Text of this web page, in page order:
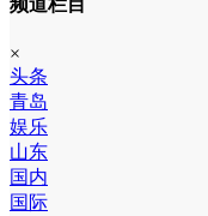
频道栏目
×
头条
青岛
娱乐
山东
国内
国际